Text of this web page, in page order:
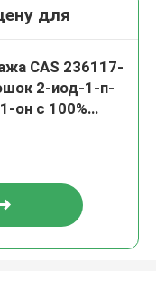
для
CAS 236117-
2-иод-1-п-
он с 100%